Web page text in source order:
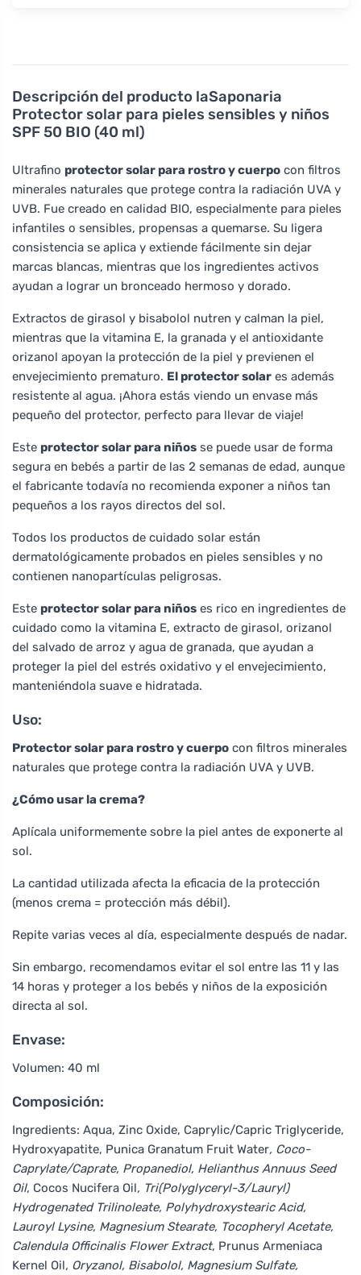
Descripción del producto laSaponaria
Protector solar para pieles sensibles y niños
SPF 50 BIO (40 ml)
Ultrafino protector solar para rostro y cuerpo con filtros
minerales naturales que protege contra la radiación UVA y
UVB. Fue creado en calidad BIO, especialmente para pieles
infantiles o sensibles, propensas a quemarse. Su ligera
consistencia se aplica y extiende fácilmente sin dejar
marcas blancas, mientras que los ingredientes activos
ayudan a lograr un bronceado hermoso y dorado.
Extractos de girasol y bisabolol nutren y calman la piel,
mientras que la vitamina E, la granada y el antioxidante
orizanol apoyan la protección de la piel y previenen el
envejecimiento prematuro. El protector solar es además
resistente al agua. ¡Ahora estás viendo un envase más
pequeño del protector, perfecto para llevar de viaje!
Este protector solar para niños se puede usar de forma
segura en bebés a partir de las 2 semanas de edad, aunque
el fabricante todavía no recomienda exponer a niños tan
pequeños a los rayos directos del sol.
Todos los productos de cuidado solar están
dermatológicamente probados en pieles sensibles y no
contienen nanopartículas peligrosas.
Este protector solar para niños es rico en ingredientes de
cuidado como la vitamina E, extracto de girasol, orizanol
del salvado de arroz y agua de granada, que ayudan a
proteger la piel del estrés oxidativo y el envejecimiento,
manteniéndola suave e hidratada.
Uso:
Protector solar para rostro y cuerpo con filtros minerales
naturales que protege contra la radiación UVA y UVB.
¿Cómo usar la crema?
Aplícala uniformemente sobre la piel antes de exponerte al
sol.
La cantidad utilizada afecta la eficacia de la protección
(menos crema = protección más débil).
Repite varias veces al día, especialmente después de nadar.
Sin embargo, recomendamos evitar el sol entre las 11 y las
14 horas y proteger a los bebés y niños de la exposición
directa al sol.
Envase:
Volumen: 40 ml
Composición:
Ingredients: Aqua, Zinc Oxide, Caprylic/Capric Triglyceride,
Hydroxyapatite, Punica Granatum Fruit Water, Coco-
Caprylate/Caprate, Propanediol, Helianthus Annuus Seed
Oil, Cocos Nucifera Oil, Tri(Polyglyceryl-3/Lauryl)
Hydrogenated Trilinoleate, Polyhydroxystearic Acid,
Lauroyl Lysine, Magnesium Stearate, Tocopheryl Acetate,
Calendula Officinalis Flower Extract, Prunus Armeniaca
Kernel Oil, Oryzanol, Bisabolol, Magnesium Sulfate,